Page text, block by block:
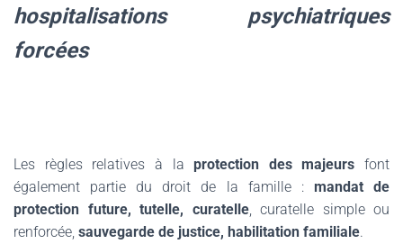
hospitalisations psychiatriques
forcées
Les règles relatives à laprotection des majeurs font
également partie du droit de la famille : mandat de
protection future, tutelle, curatelle, curatelle simple ou
renforcée, sauvegarde de justice, habilitation familiale.